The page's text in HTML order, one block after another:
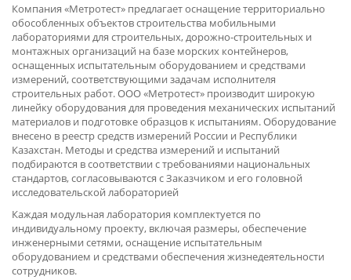
Компания «Метротест» предлагает оснащение территориально
обособленных объектов строительства мобильными
лабораториями для строительных, дорожно-строительных и
монтажных организаций на базе морских контейнеров,
оснащенных испытательным оборудованием и средствами
измерений, соответствующими задачам исполнителя
строительных работ. ООО «Метротест» производит широкую
линейку оборудования для проведения механических испытаний
материалов и подготовке образцов к испытаниям. Оборудование
внесено в реестр средств измерений России и Республики
Казахстан. Методы и средства измерений и испытаний
подбираются в соответствии с требованиями национальных
стандартов, согласовываются с Заказчиком и его головной
исследовательской лабораторией
Каждая модульная лаборатория комплектуется по
индивидуальному проекту, включая размеры, обеспечение
инженерными сетями, оснащение испытательным
оборудованием и средствами обеспечения жизнедеятельности
сотрудников.